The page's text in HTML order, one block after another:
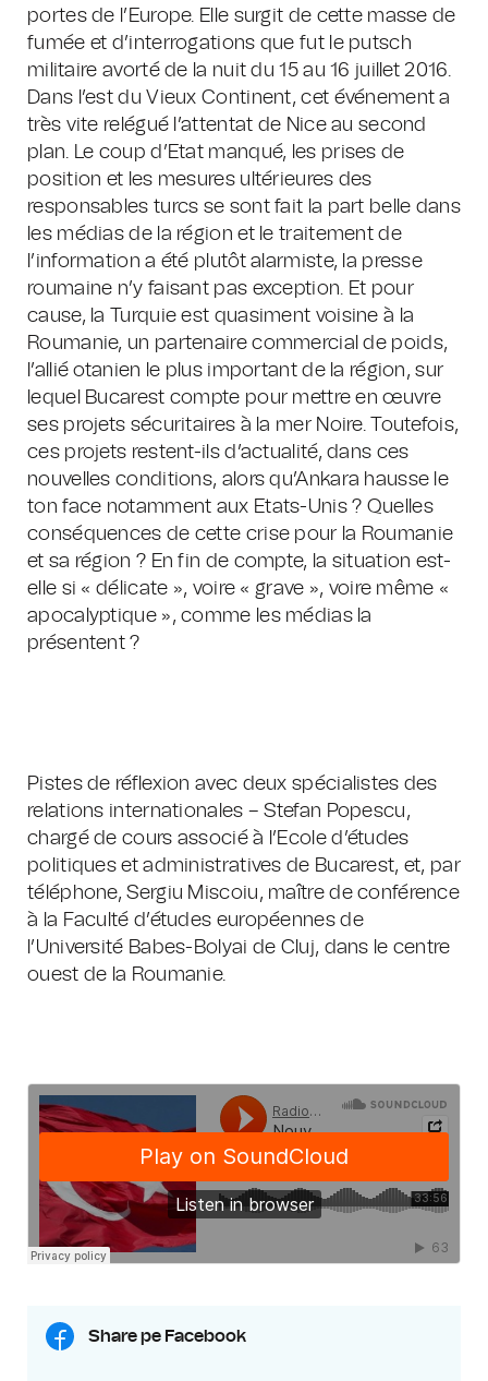
portes de l’Europe. Elle surgit de cette masse de
fumée et d’interrogations que fut le putsch
militaire avorté de la nuit du 15 au 16 juillet 2016.
Dans l’est du Vieux Continent, cet événement a
très vite relégué l’attentat de Nice au second
plan. Le coup d’Etat manqué, les prises de
position et les mesures ultérieures des
responsables turcs se sont fait la part belle dans
les médias de la région et le traitement de
l’information a été plutôt alarmiste, la presse
roumaine n’y faisant pas exception. Et pour
cause, la Turquie est quasiment voisine à la
Roumanie, un partenaire commercial de poids,
l’allié otanien le plus important de la région, sur
lequel Bucarest compte pour mettre en œuvre
ses projets sécuritaires à la mer Noire. Toutefois,
ces projets restent-ils d’actualité, dans ces
nouvelles conditions, alors qu’Ankara hausse le
ton face notamment aux Etats-Unis ? Quelles
conséquences de cette crise pour la Roumanie
et sa région ? En fin de compte, la situation est-
elle si « délicate », voire « grave », voire même «
apocalyptique », comme les médias la
présentent ?
Pistes de réflexion avec deux spécialistes des
relations internationales – Stefan Popescu,
chargé de cours associé à l’Ecole d’études
politiques et administratives de Bucarest, et, par
téléphone, Sergiu Miscoiu, maître de conférence
à la Faculté d’études européennes de
l’Université Babes-Bolyai de Cluj, dans le centre
ouest de la Roumanie.
Share pe Facebook